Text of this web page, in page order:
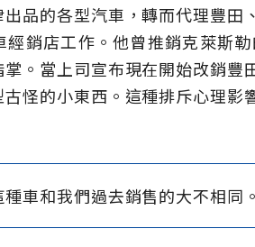
品的各型汽車，轉而代理豐
經銷店工作。他曾推銷克萊斯
。當上司宣布現在開始改銷
怪的小東西。這種排斥心理
車和我們過去銷售的大不相同